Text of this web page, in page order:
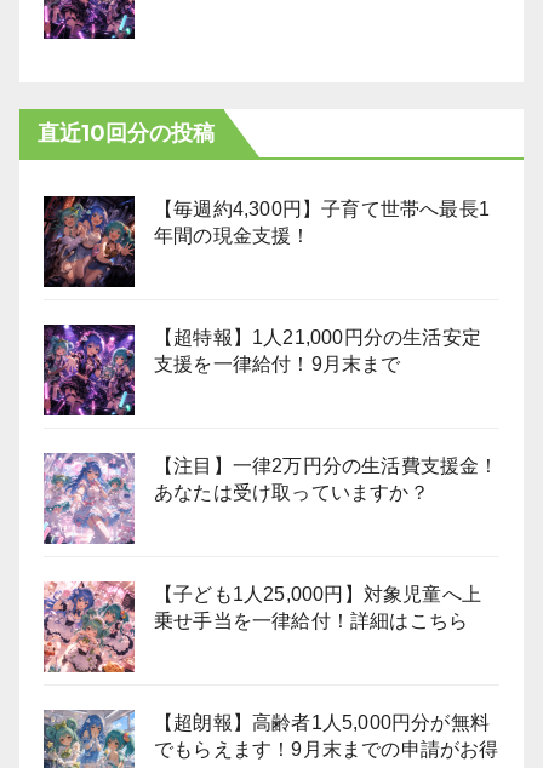
直近10回分の投稿
【毎週約4,300円】子育て世帯へ最長1
年間の現金支援！
【超特報】1人21,000円分の生活安定
支援を一律給付！9月末まで
【注目】一律2万円分の生活費支援金！
あなたは受け取っていますか？
【子ども1人25,000円】対象児童へ上
乗せ手当を一律給付！詳細はこちら
【超朗報】高齢者1人5,000円分が無料
でもらえます！9月末までの申請がお得